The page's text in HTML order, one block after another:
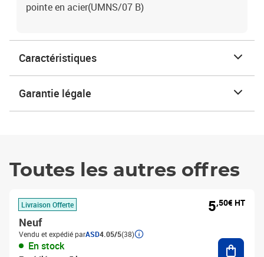
pointe en acier(UMNS/07 B)
Caractéristiques
Garantie légale
Toutes les autres offres
Livraison Offerte
Neuf
Vendu et expédié parASD4.05/5(38)
En stock
5,50€ HT